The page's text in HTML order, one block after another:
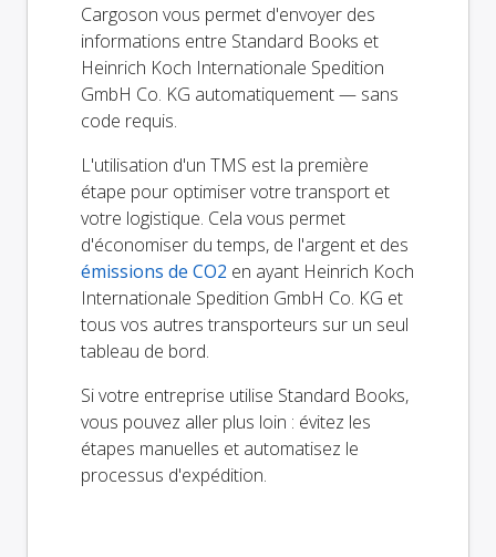
Cargoson vous permet d'envoyer des
informations entre Standard Books et
Heinrich Koch Internationale Spedition
GmbH Co. KG automatiquement — sans
code requis.
L'utilisation d'un TMS est la première
étape pour optimiser votre transport et
votre logistique. Cela vous permet
d'économiser du temps, de l'argent et des
émissions de CO2 en ayant Heinrich Koch
Internationale Spedition GmbH Co. KG et
tous vos autres transporteurs sur un seul
tableau de bord.
Si votre entreprise utilise Standard Books,
vous pouvez aller plus loin : évitez les
étapes manuelles et automatisez le
processus d'expédition.